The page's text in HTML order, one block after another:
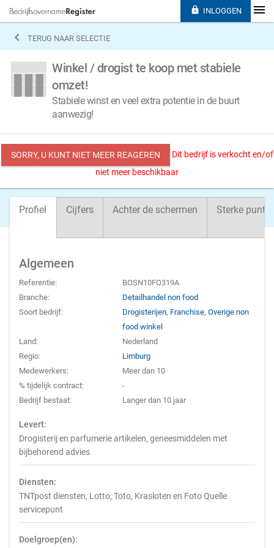
 TERUG NAAR SELECTIE
Winkel / drogist te koop met stabiele
omzet!
Stabiele winst en veel extra potentie in de buurt
aanwezig!
SORRY, U KUNT NIET MEER REAGEREN
Dit bedrijf is verkocht en/of
niet meer beschikbaar
Profiel Cijfers Achter de schermen Sterke
Algemeen
Referentie:
BOSN10FO319A
Branche:
Detailhandel non food
Soort bedrijf:
Drogisterijen, Franchise,Overige non
food winkel
Land:
Nederland
Regio:
Limburg
Medewerkers:
Meer dan 10
% tijdelijk contract:
-
Bedrijf bestaat:
Langer dan 10 jaar
Levert:
Drogisterij en parfumerie artikelen, geneesmiddelen met
bijbehorend advies
Diensten:
TNTpost diensten, Lotto, Toto, Krasloten en Foto Quelle
servicepunt
Doelgroep(en):
 INLOGGEN